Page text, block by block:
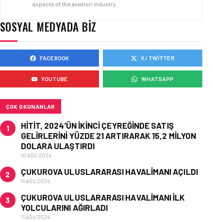
aspects of the aviation industry.
SOSYAL MEDYADA BIZ
FACEBOOK X / TWITTER
YOUTUBE WHATSAPP
ÇOK OKUNANLAR
1
HITIT, 2024’ÜN IKINCI ÇEYREĞINDE SATIŞ
GELIRLERINI YÜZDE 21 ARTIRARAK 15,2 MILYON
DOLARA ULAŞTIRDI
10 AĞU 2024
2 ÇUKUROVA ULUSLARARASI HAVALIMANI AÇILDI
11 AĞU 2024
3
ÇUKUROVA ULUSLARARASI HAVALIMANI İLK
YOLCULARINI AĞIRLADI
11 AĞU 2024